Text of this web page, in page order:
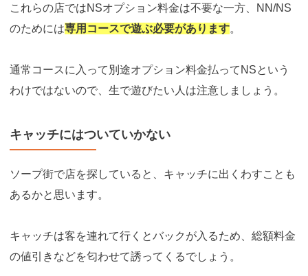
これらの店ではNSオプション料金は不要な一方、NN/NS
のためには専用コースで遊ぶ必要があります。
通常コースに入って別途オプション料金払ってNSという
わけではないので、生で遊びたい人は注意しましょう。
キャッチにはついていかない
ソープ街で店を探していると、キャッチに出くわすことも
あるかと思います。
キャッチは客を連れて行くとバックが入るため、総額料金
の値引きなどを匂わせて誘ってくるでしょう。